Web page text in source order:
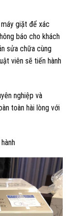
giặt để xác
báo cho khách
sửa chữa cùng
viên sẽ tiến hành
nghiệp và
toàn hài lòng với